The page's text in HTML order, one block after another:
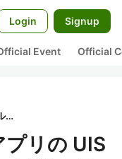
Login Signup
Event Official
Unityゲーム開発者ギルド
プリの UIS